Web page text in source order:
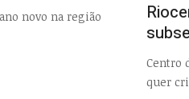
novo na região
Centro
quer